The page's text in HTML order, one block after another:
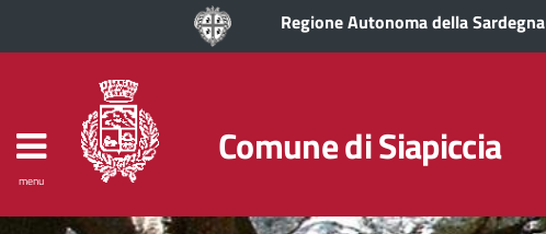
Regione Autonoma della Sardegna
menu
Comune di Siapiccia